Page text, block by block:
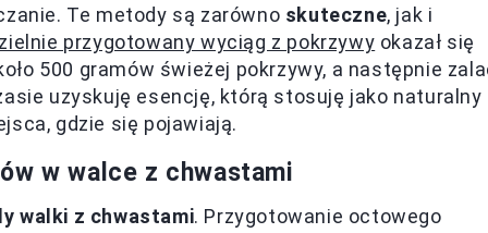
Te metody są zarówno skuteczne, jak i
przygotowany wyciąg z pokrzywy okazał się
500 gramów świeżej pokrzywy, a następnie
uzyskuję esencję, którą stosuję jako naturalny
gdzie się pojawiają.
w walce z chwastami
walki z chwastami. Przygotowanie octowego